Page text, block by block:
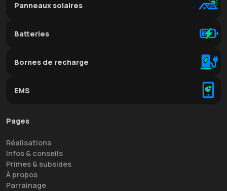
Panneaux solaires
Batteries
Bornes de recharge
EMS
Pages
Réalisations
Infos & conseils
Primes & subsides
À propos
Parrainage